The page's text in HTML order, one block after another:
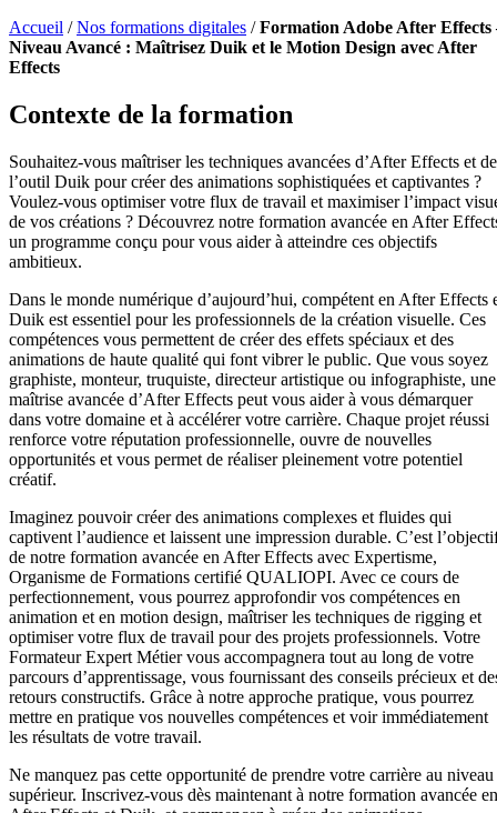
Accueil /Nos formations digitales /Formation Adobe After Effects
Niveau Avancé : Maîtrisez Duik et le Motion Design avec After
Effects
Contexte de la formation
Souhaitez-vous maîtriser les techniques avancées d’After Effects et de
l’outil Duik pour créer des animations sophistiquées et captivantes ?
Voulez-vous optimiser votre flux de travail et maximiser l’impact
de vos créations ? Découvrez notre formation avancée en After
un programme conçu pour vous aider à atteindre ces objectifs
ambitieux.
Dans le monde numérique d’aujourd’hui, compétent en After Effects
Duik est essentiel pour les professionnels de la création visuelle. Ces
compétences vous permettent de créer des effets spéciaux et des
animations de haute qualité qui font vibrer le public. Que vous soyez
graphiste, monteur, truquiste, directeur artistique ou infographiste, une
maîtrise avancée d’After Effects peut vous aider à vous démarquer
dans votre domaine et à accélérer votre carrière. Chaque projet réussi
renforce votre réputation professionnelle, ouvre de nouvelles
opportunités et vous permet de réaliser pleinement votre potentiel
créatif.
Imaginez pouvoir créer des animations complexes et fluides qui
captivent l’audience et laissent une impression durable. C’est
de notre formation avancée en After Effects avec Expertisme,
Organisme de Formations certifié QUALIOPI. Avec ce cours de
perfectionnement, vous pourrez approfondir vos compétences en
animation et en motion design, maîtriser les techniques de rigging et
optimiser votre flux de travail pour des projets professionnels. Votre
Formateur Expert Métier vous accompagnera tout au long de votre
parcours d’apprentissage, vous fournissant des conseils précieux et
retours constructifs. Grâce à notre approche pratique, vous pourrez
mettre en pratique vos nouvelles compétences et voir immédiatement
les résultats de votre travail.
Ne manquez pas cette opportunité de prendre votre carrière au niveau
supérieur. Inscrivez-vous dès maintenant à notre formation avancée en